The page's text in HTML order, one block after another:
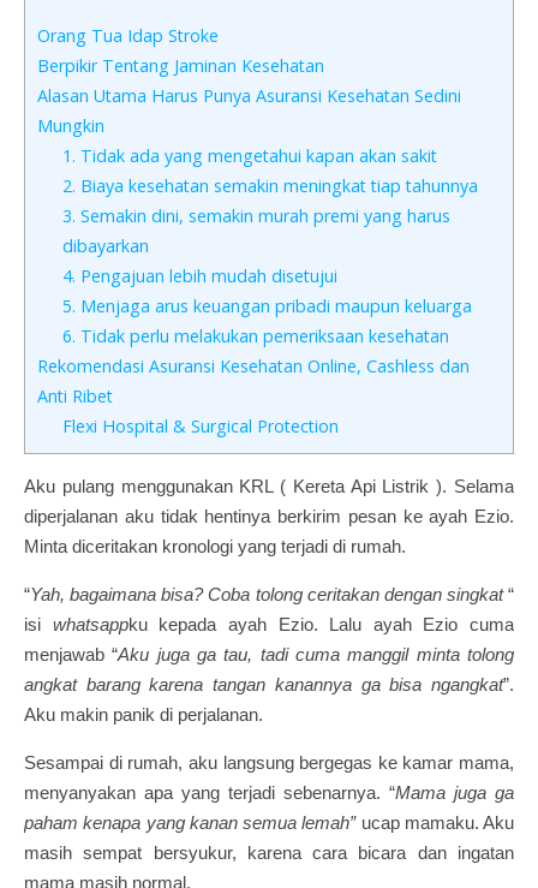
Orang Tua Idap Stroke
Berpikir Tentang Jaminan Kesehatan
Alasan Utama Harus Punya Asuransi Kesehatan Sedini
Mungkin
1. Tidak ada yang mengetahui kapan akan sakit
2. Biaya kesehatan semakin meningkat tiap tahunnya
3. Semakin dini, semakin murah premi yang harus
dibayarkan
4. Pengajuan lebih mudah disetujui
5. Menjaga arus keuangan pribadi maupun keluarga
6. Tidak perlu melakukan pemeriksaan kesehatan
Rekomendasi Asuransi Kesehatan Online, Cashless dan
Anti Ribet
Flexi Hospital & Surgical Protection
Aku pulang menggunakan KRL ( Kereta Api Listrik ). Selama
diperjalanan aku tidak hentinya berkirim pesan ke ayah Ezio.
Minta diceritakan kronologi yang terjadi di rumah.
“Yah, bagaimana bisa? Coba tolong ceritakan dengan singkat“
isi whatsappku kepada ayah Ezio. Lalu ayah Ezio cuma
menjawab “Aku juga ga tau, tadi cuma manggil minta tolong
angkat barang karena tangan kanannya ga bisa ngangkat”.
Aku makin panik di perjalanan.
Sesampai di rumah, aku langsung bergegas ke kamar mama,
menyanyakan apa yang terjadi sebenarnya. “Mama juga ga
paham kenapa yang kanan semua lemah”ucap mamaku. Aku
masih sempat bersyukur, karena cara bicara dan ingatan
mama masih normal.